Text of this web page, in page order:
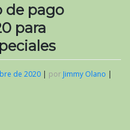
de pago
para
de 2020 | por Jimmy Olano |